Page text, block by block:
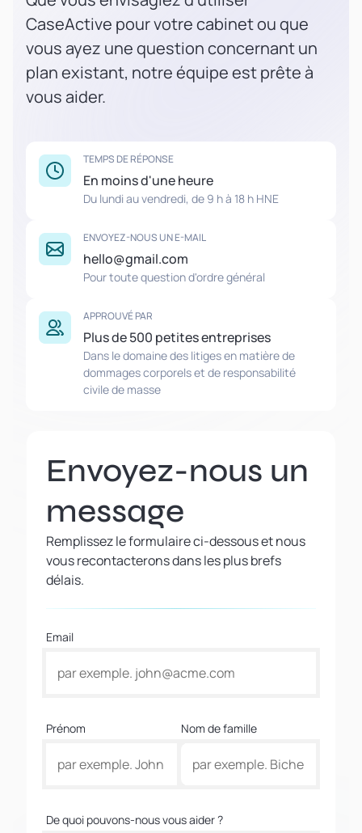
CaseActive pour votre cabinet ou que
vous ayez une question concernant un
plan existant, notre équipe est prête à
vous aider.
TEMPS DE RÉPONSE
En moins d'une heure
Du lundi au vendredi, de 9 h à 18 h HNE
ENVOYEZ-NOUS UN E-MAIL
hello@gmail.com
Pour toute question d'ordre général
APPROUVÉ PAR
Plus de 500 petites entreprises
Dans le domaine des litiges en matière de
dommages corporels et de responsabilité
civile de masse
Envoyez-nous un
message
Remplissez le formulaire ci-dessous et nous
vous recontacterons dans les plus brefs
délais.
Email
Prénom Nom de famille
De quoi pouvons-nous vous aider ?